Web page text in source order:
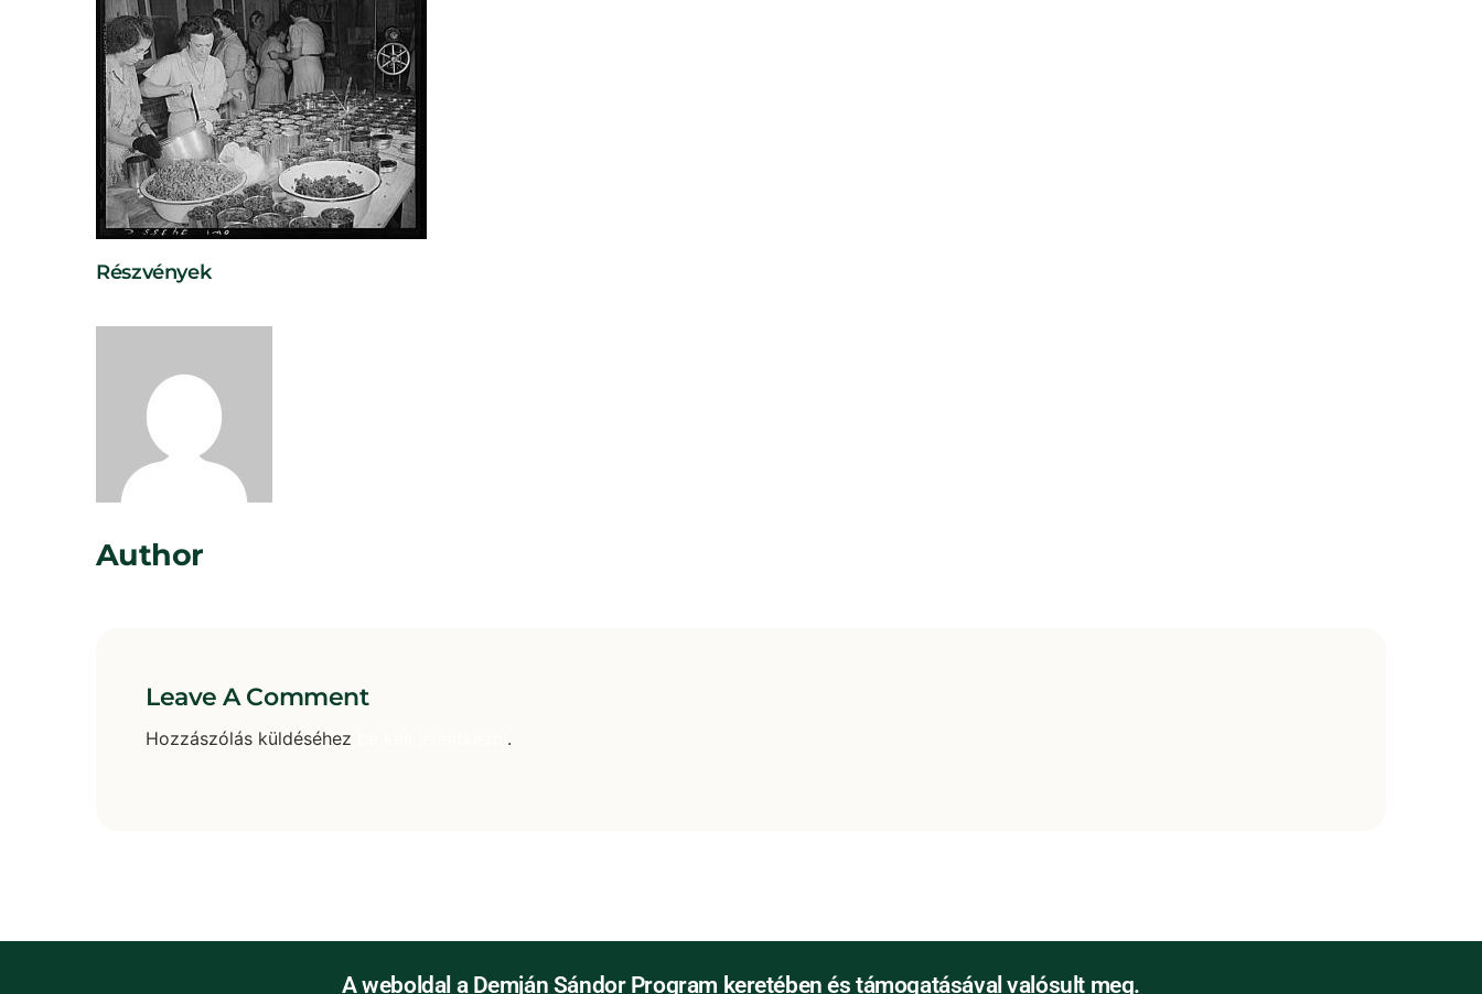
Részvények
Author
Leave A Comment
Hozzászólás küldéséhez .
A weboldal a Demján Sándor Program keretében és támogatásával valósult meg.